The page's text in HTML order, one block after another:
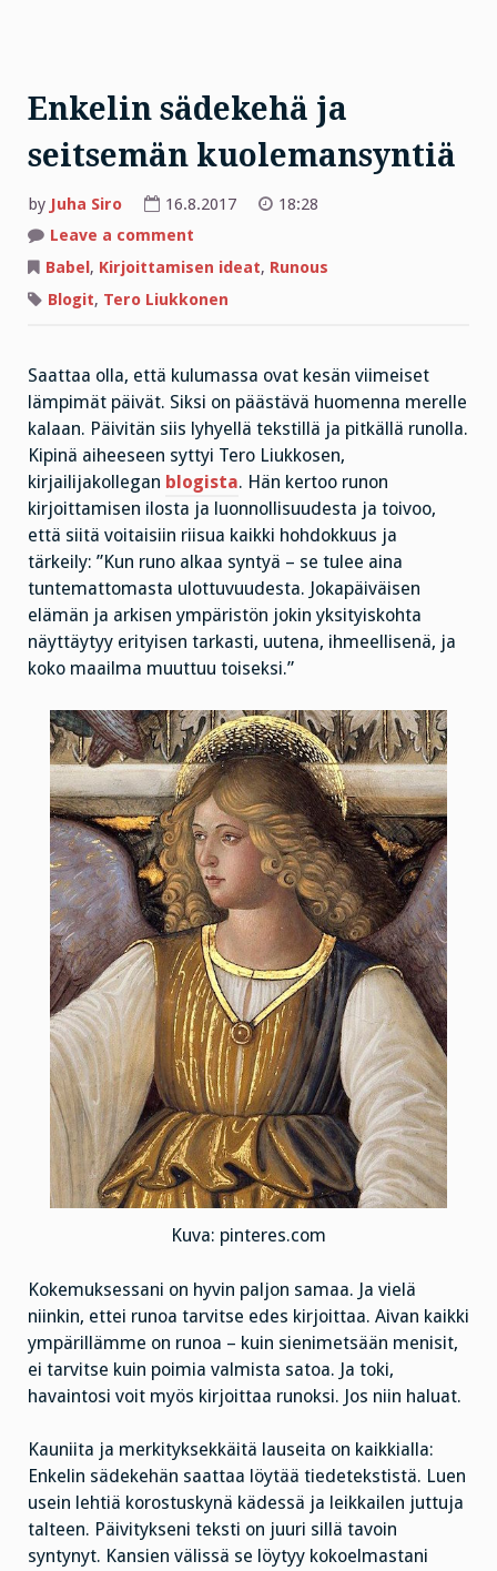
Enkelin sädekehä ja
seitsemän kuolemansyntiä
by Juha Siro 16.8.2017
18:28
Leave a comment
sädekehä
seitsemän
Babel , Kirjoittamisen ideat, Runous
Blogit, Tero Liukkonen
Saattaa olla, että kulumassa ovat kesän viimeiset
lämpimät päivät. Siksi on päästävä huomenna merelle
kalaan. Päivitän siis lyhyellä tekstillä ja pitkällä runolla.
Kipinä aiheeseen syttyi Tero Liukkosen,
kirjailijakollegan blogista. Hän kertoo runon
kirjoittamisen ilosta ja luonnollisuudesta ja toivoo,
että siitä voitaisiin riisua kaikki hohdokkuus ja
tärkeily: ”Kun runo alkaa syntyä – se tulee aina
tuntemattomasta ulottuvuudesta. Jokapäiväisen
elämän ja arkisen ympäristön jokin yksityiskohta
näyttäytyy erityisen tarkasti, uutena, ihmeellisenä, ja
koko maailma muuttuu toiseksi.”
Kuva: pinteres.com
Kokemuksessani on hyvin paljon samaa. Ja vielä
niinkin, ettei runoa tarvitse edes kirjoittaa. Aivan kaikki
ympärillämme on runoa – kuin sienimetsään menisit,
ei tarvitse kuin poimia valmista satoa. Ja toki,
havaintosi voit myös kirjoittaa runoksi. Jos niin haluat.
Kauniita ja merkityksekkäitä lauseita on kaikkialla:
Enkelin sädekehän saattaa löytää tiedetekstistä. Luen
usein lehtiä korostuskynä kädessä ja leikkailen juttuja
talteen. Päivitykseni teksti on juuri sillä tavoin
syntynyt. Kansien välissä se löytyy kokoelmastani